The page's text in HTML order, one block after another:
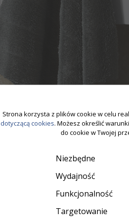
przed
Strona korzysta z plików cookie w celu
dotyczącą cookies. Możesz określić
do cookie w Twojej
Niezbędne
Wydajność
Funkcjonalność
Targetowanie